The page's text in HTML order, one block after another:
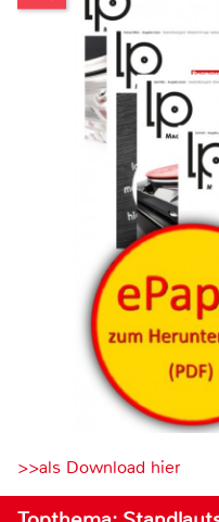
>>als Download hier